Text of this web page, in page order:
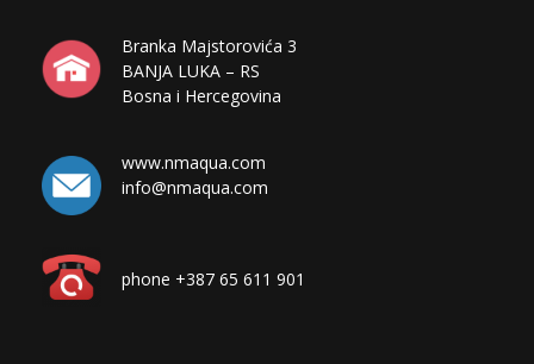
Branka Majstorovića 3
BANJA LUKA – RS
Bosna i Hercegovina
www.nmaqua.com
info@nmaqua.com
phone +387 65 611 901